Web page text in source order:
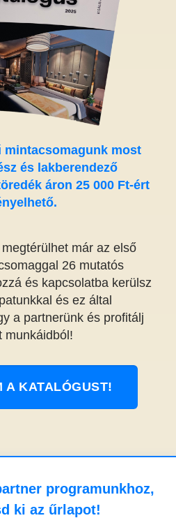
mintacsomagunk most
és lakberendező
áron 25 000 Ft-ért
már az első
26 mutatós
és kapcsolatba kerülsz
és ez által
a partnerünk és profitálj
munkáidból!
A KATALÓGUST!
programunkhoz,
ki az űrlapot!